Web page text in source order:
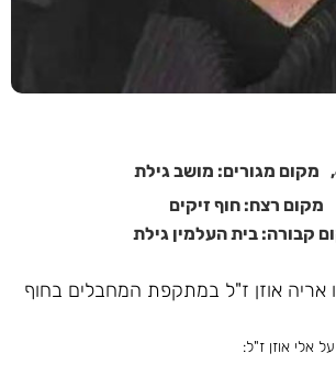
מקום מגורים: מושב גילת
מקום רצח: חוף זיקים
קבורה: בית העלמין גילת
אריה אוזן ז"ל במתקפת המחבלים בחוף
אלי אוזן ז"ל: